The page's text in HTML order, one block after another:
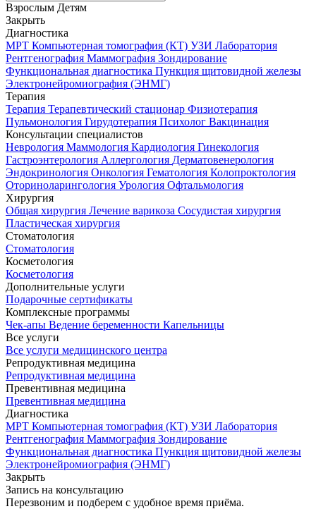
Взрослым Детям
Закрыть
Диагностика
МРТ Компьютерная томография (КТ) УЗИ Лаборатория
Рентгенография Маммография Зондирование
Функциональная диагностика Пункция щитовидной железы
Электронейромиография (ЭНМГ)
Терапия
Терапия Терапевтический стационар Физиотерапия
Пульмонология Гирудотерапия Психолог Вакцинация
Консультации специалистов
Неврология Маммология Кардиология Гинекология
Гастроэнтерология Аллергология Дерматовенерология
Эндокринология Онкология Гематология Колопроктология
Оториноларингология Урология Офтальмология
Хирургия
Общая хирургия Лечение варикоза Сосудистая хирургия
Пластическая хирургия
Стоматология
Стоматология
Косметология
Косметология
Дополнительные услуги
Подарочные сертификаты
Комплексные программы
Чек-апы Ведение беременности Капельницы
Все услуги
Все услуги медицинского центра
Репродуктивная медицина
Репродуктивная медицина
Превентивная медицина
Превентивная медицина
Диагностика
МРТ Компьютерная томография (КТ) УЗИ Лаборатория
Рентгенография Маммография Зондирование
Функциональная диагностика Пункция щитовидной железы
Электронейромиография (ЭНМГ)
Закрыть
Запись на консультацию
Перезвоним и подберем с удобное время приёма.